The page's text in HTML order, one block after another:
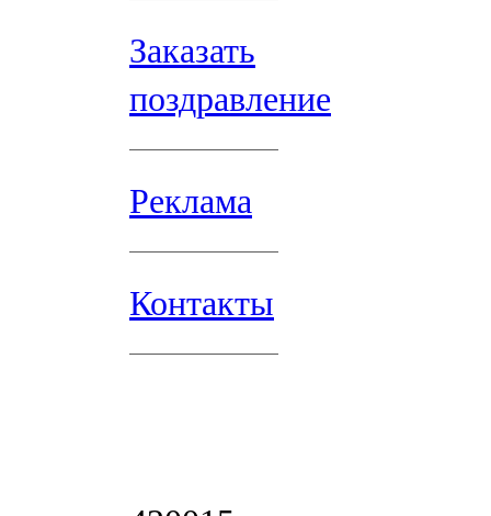
Заказать
поздравление
Реклама
Контакты